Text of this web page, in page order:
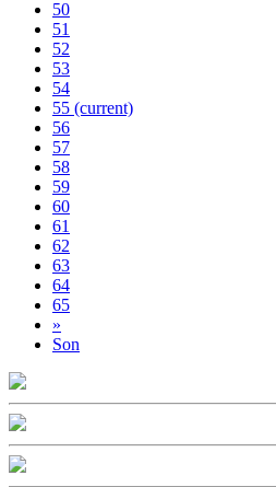
50
51
52
53
54
55 (current)
56
57
58
59
60
61
62
63
64
65
»
Son